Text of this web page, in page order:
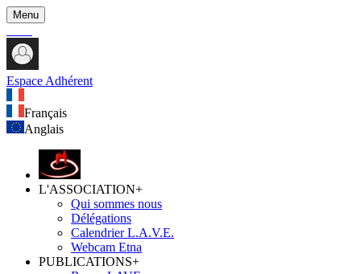
Menu
Espace Adhérent
Français
Anglais
L'ASSOCIATION+
Qui sommes nous
Délégations
Calendrier L.A.V.E.
Webcam Etna
PUBLICATIONS+